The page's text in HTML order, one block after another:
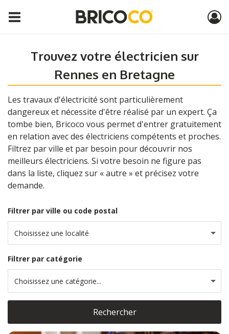
Trouvez votre électricien sur
Rennes en Bretagne
Les travaux d'électricité sont particulièrement
dangereux et nécessite d'être réalisé par un expert. Ça
tombe bien, Bricoco vous permet d'entrer gratuitement
en relation avec des électriciens compétents et proches.
Filtrez par ville et par besoin pour découvrir nos
meilleurs électriciens. Si votre besoin ne figure pas
dans la liste, cliquez sur « autre » et précisez votre
demande.
Filtrer par ville ou code postal
Choisissez une localité
Filtrer par catégorie
Choisissez une catégorie...
Rechercher